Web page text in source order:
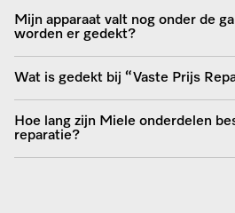
Mijn apparaat valt nog onder de
worden er gedekt?
Wat is gedekt bij “Vaste Prijs
Hoe lang zijn Miele onderdelen
reparatie?